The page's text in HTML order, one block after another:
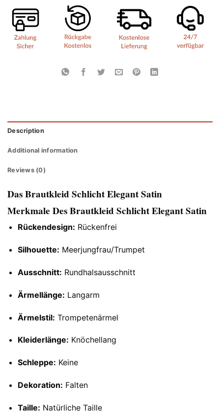
Description
Additional information
Reviews (0)
Das Brautkleid Schlicht Elegant Satin
Merkmale Des Brautkleid Schlicht Elegant Satin
Rückendesign: Rückenfrei
Silhouette: Meerjungfrau/Trumpet
Ausschnitt: Rundhalsausschnitt
Ärmellänge: Langarm
Ärmelstil: Trompetenärmel
Kleiderlänge: Knöchellang
Schleppe: Keine
Dekoration: Falten
Taille: Natürliche Taille